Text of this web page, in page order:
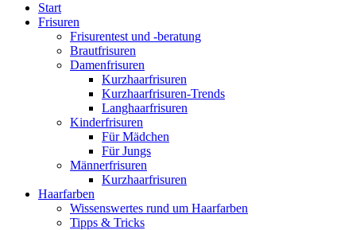
Start
Frisuren
Frisurentest und -beratung
Brautfrisuren
Damenfrisuren
Kurzhaarfrisuren
Kurzhaarfrisuren-Trends
Langhaarfrisuren
Kinderfrisuren
Für Mädchen
Für Jungs
Männerfrisuren
Kurzhaarfrisuren
Haarfarben
Wissenswertes rund um Haarfarben
Tipps & Tricks